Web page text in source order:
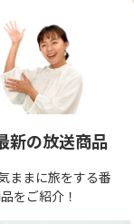
新の放送商品
ままに旅をする番
をご紹介！